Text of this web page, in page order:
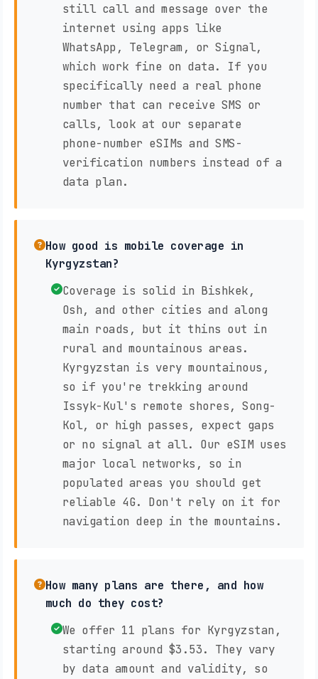
still call and message over the
internet using apps like
WhatsApp, Telegram, or Signal,
which work fine on data. If you
specifically need a real phone
number that can receive SMS or
calls, look at our separate
phone-number eSIMs and SMS-
verification numbers instead of a
data plan.
How good is mobile coverage in
Kyrgyzstan?
Coverage is solid in Bishkek,
Osh, and other cities and along
main roads, but it thins out in
rural and mountainous areas.
Kyrgyzstan is very mountainous,
so if you're trekking around
Issyk-Kul's remote shores, Song-
Kol, or high passes, expect gaps
or no signal at all. Our eSIM uses
major local networks, so in
populated areas you should get
reliable 4G. Don't rely on it for
navigation deep in the mountains.
How many plans are there, and how
much do they cost?
We offer 11 plans for Kyrgyzstan,
starting around $3.53. They vary
by data amount and validity, so